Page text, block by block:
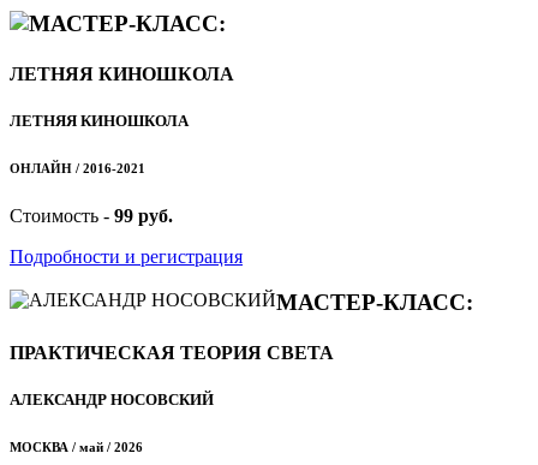
МАСТЕР-КЛАСС:
ЛЕТНЯЯ КИНОШКОЛА
ЛЕТНЯЯ КИНОШКОЛА
ОНЛАЙН / 2016-2021
Стоимость - 99 руб.
Подробности и регистрация
МАСТЕР-КЛАСС:
ПРАКТИЧЕСКАЯ ТЕОРИЯ СВЕТА
АЛЕКСАНДР НОСОВСКИЙ
МОСКВА / май / 2026